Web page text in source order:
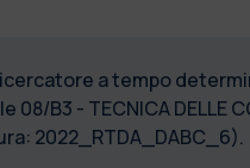
a tempo
B3 - TECNICA
2022_RTDA_DABC_6).